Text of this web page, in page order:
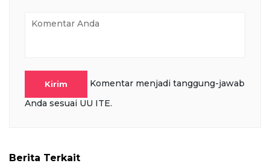
Kirim
Komentar menjadi tanggung-jawab
Anda sesuai UU ITE.
Berita Terkait